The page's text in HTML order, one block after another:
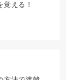
える！